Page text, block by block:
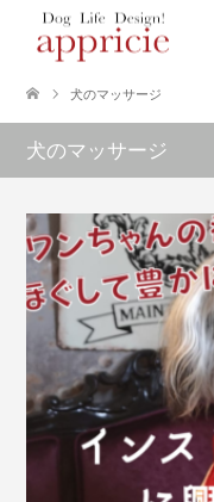
犬のマッサージ
犬のマッサージ